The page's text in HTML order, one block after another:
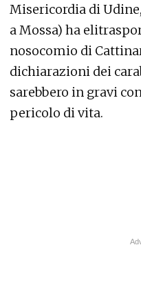
Misericordia di
a Mossa) ha
nosocomio di
dichiarazioni dei
sarebbero in gravi
pericolo di vita.